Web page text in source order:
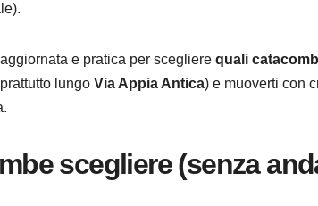
e pratica per scegliere quali
lungo Via Appia Antica) e muoverti con
scegliere (senza